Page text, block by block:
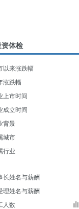
资体检
以来涨跌幅
涨跌幅
上市时间
成立时间
背景
城市
行业
长姓名与薪酬
理姓名与薪酬
人数